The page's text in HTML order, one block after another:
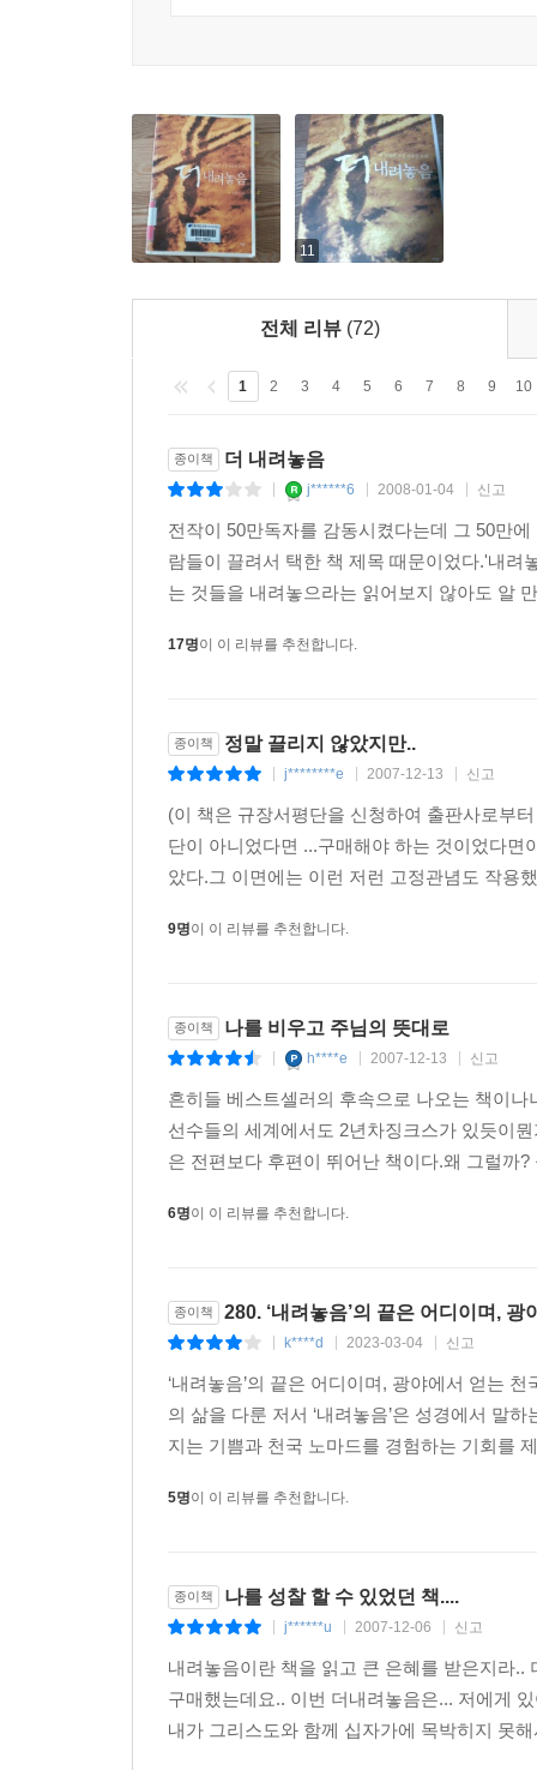
것임을, 《더 내려놓음》은 감동이 넘치는 순수한
더 내려놓음이 주는 메시지
얼마나 더 내려놓아야
우리의 삶은 왜 그렇게 힘이 드는가?
우리는 자신을 너무나 사랑하며
자신의 계획과 방법을 신뢰한다.
자기애自己愛와 자기의自己義를 부둥켜안고
욕심껏 살아간다.
스스로 행복해지려고 애쓴다.
아무리 노력해도 안 된다는 것을 안다.
자아의 문제, 죄와 상처로 얼룩진 무거운 죄짐을
이제 더 이상 자신이 지겠다고 고집하지 말라.
먼저 하나님께 순종하라.
하나님의 주권에 자신을 맡겨라.
하나님만 의지하라.
당신은 그 엄청난 차이를 목도하게 될 것이다!
그리스도의 사람은 자신을 내려놓은 사람이다.
십자가에서 그리스도와 함께 자신이 죽은 사람이다.
이제는 그 사람 안에 예수 그리스도가 사는 사람이
내가 그리스도와 함께 십자가에 못 박혔나니
“너는 마음을 다하여 여호와를 신뢰하고
네 명철을 의지하지 말라
너는 범사에 그를 인정하라
그리하면 네 길을 지도하시리라”(잠 3:5,6).
11
전체 리뷰 (72)
1 2 3 4 5 6 7 8 9 10
종이책 더 내려놓음
j******6 2008-01-04 신고
전작이 50만독자를 감동시켰다는데 그 50만
람들이 끌려서 택한 책 제목 때문이었다.'내려
는 것들을 내려놓으라는 읽어보지 않아도 알
17명이 이 리뷰를 추천합니다.
종이책 정말 끌리지 않았지만..
j********e 2007-12-13 신고
(이 책은 규장서평단을 신청하여 출판사로부
단이 아니었다면 ...구매해야 하는 것이었다
았다.그 이면에는 이런 저런 고정관념도 작용
9명이 이 리뷰를 추천합니다.
종이책 나를 비우고 주님의 뜻대로
h****e 2007-12-13 신고
흔히들 베스트셀러의 후속으로 나오는 책이
선수들의 세계에서도 2년차징크스가 있듯이
은 전편보다 후편이 뛰어난 책이다.왜 그럴까
6명이 이 리뷰를 추천합니다.
종이책 280. ‘내려놓음’의 끝은 어디이며,
k****d 2023-03-04 신고
‘내려놓음’의 끝은 어디이며, 광야에서 얻는
의 삶을 다룬 저서 ‘내려놓음’은 성경에서 말
지는 기쁨과 천국 노마드를 경험하는 기회를
5명이 이 리뷰를 추천합니다.
종이책 나를 성찰 할 수 있었던 책....
j******u 2007-12-06 신고
내려놓음이란 책을 읽고 큰 은혜를 받은지라
구매했는데요.. 이번 더내려놓음은... 저에게
내가 그리스도와 함께 십자가에 목박히지 못